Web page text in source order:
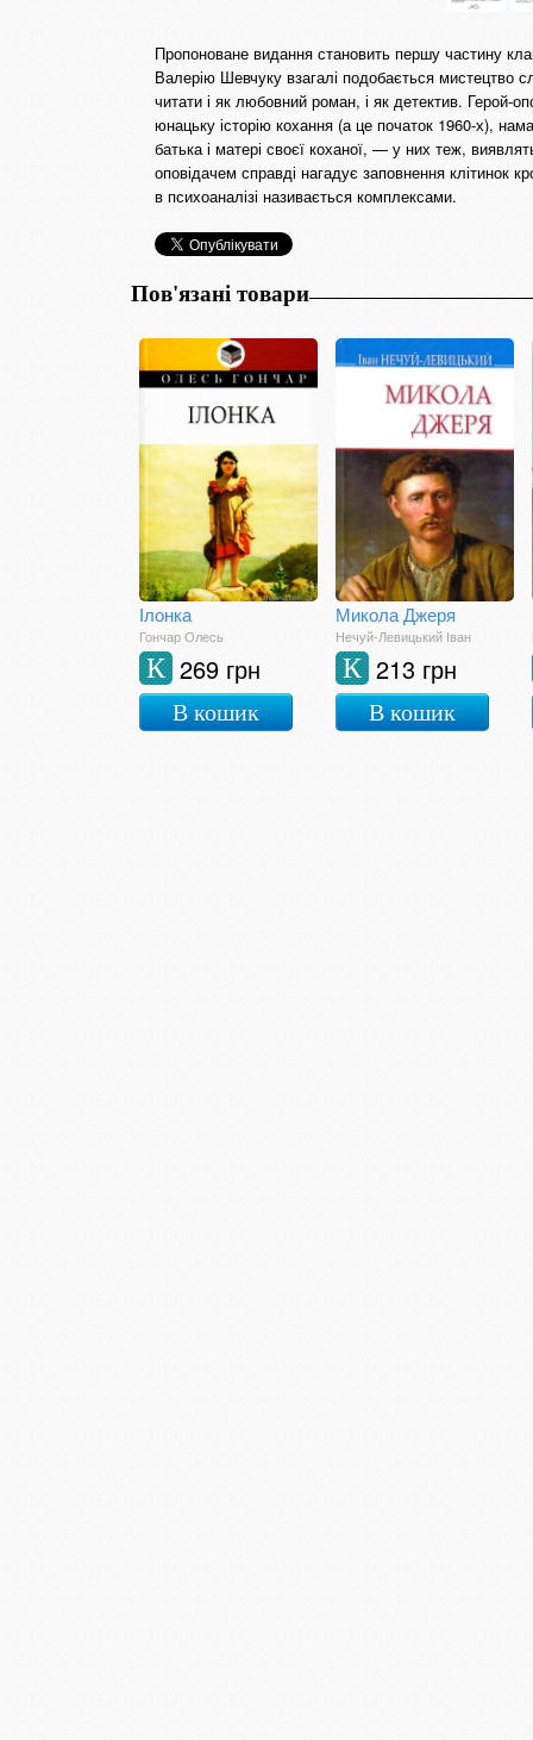
Пропоноване видання становить першу частину
Валерію Шевчуку взагалі подобається мистецтво
читати і як любовний роман, і як детектив. Герой-
юнацьку історію кохання (а це початок 1960-х),
батька і матері своєї коханої, — у них теж,
оповідачем справді нагадує заповнення клітинок
в психоаналізі називається комплексами.
Пов'язані товари
Ілонка
Гончар Олесь
269 грн
К
В кошик
Микола Джеря
Нечуй-Левицький Іван
213 грн
К
В кошик